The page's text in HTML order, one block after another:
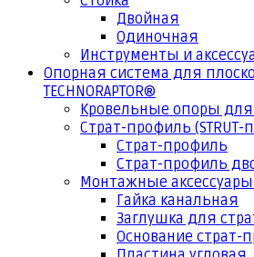
Двойная
Одиночная
Инструменты и
Опорная система для
TECHNORAPTOR®
Кровельные опоры для
Страт-профиль (STRUT-
Страт-профиль
Страт-профиль
Монтажные
Гайка канальная
Заглушка для
Основание страт-